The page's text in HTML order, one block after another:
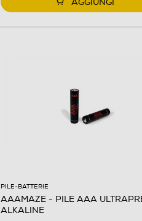
AGGIUNGI
PILE-BATTERIE
AAAMAZE - PILE AAA
ALKALINE